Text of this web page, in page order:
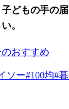
どもの手の
。
のおすすめ
ソー#100均#